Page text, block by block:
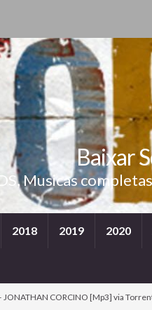
Baixar
Musicas
2018 2019 2020
JONATHAN CORCINO [Mp3] via